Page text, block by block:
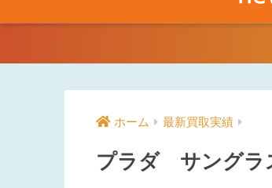
ホーム 最新買取実績
プラダ サングラ